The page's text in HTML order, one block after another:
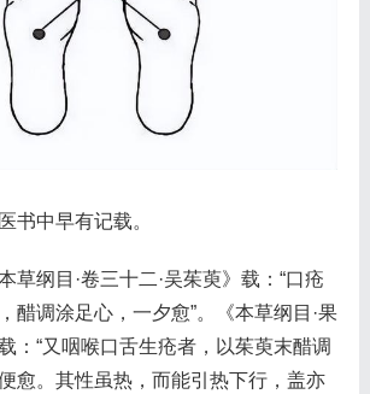
书中早有记载。
草纲目·卷三十二·吴茱萸》载：“口疮
醋调涂足心，一夕愈”。《本草纲目·果
：“又咽喉口舌生疮者，以茱萸末醋调
愈。其性虽热，而能引热下行，盖亦